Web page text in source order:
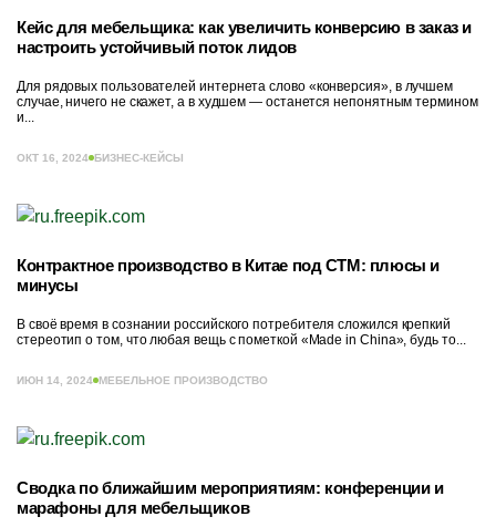
Кейс для мебельщика: как увеличить конверсию в заказ и
настроить устойчивый поток лидов
Для рядовых пользователей интернета слово «конверсия», в лучшем
случае, ничего не скажет, а в худшем — останется непонятным термином
и...
ОКТ 16, 2024 БИЗНЕС-КЕЙСЫ
Контрактное производство в Китае под СТМ: плюсы и
минусы
В своё время в сознании российского потребителя сложился крепкий
стереотип о том, что любая вещь с пометкой «Made in China», будь то...
ИЮН 14, 2024 МЕБЕЛЬНОЕ ПРОИЗВОДСТВО
Сводка по ближайшим мероприятиям: конференции и
марафоны для мебельщиков